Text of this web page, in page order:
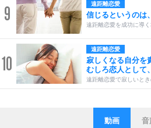
9 遠距離恋愛
信じるというのは
遠距離恋愛を成功に導
10
遠距離恋愛
寂しくなる自分を
むしろ恋人として
遠距離恋愛で寂しいと
ストレス対策
動画 音